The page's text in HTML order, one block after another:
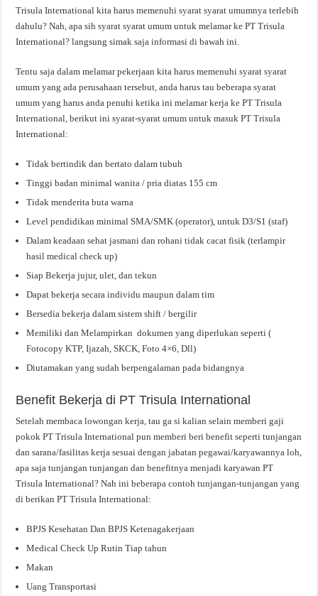
Trisula International kita harus memenuhi syarat syarat umumnya terlebih
dahulu? Nah, apa sih syarat syarat umum untuk melamar ke PT Trisula
International? langsung simak saja informasi di bawah ini.
Tentu saja dalam melamar pekerjaan kita harus memenuhi syarat syarat
umum yang ada perusahaan tersebut, anda harus tau beberapa syarat
umum yang harus anda penuhi ketika ini melamar kerja ke PT Trisula
International, berikut ini syarat-syarat umum untuk masuk PT Trisula
International:
Tidak bertindik dan bertato dalam tubuh
Tinggi badan minimal wanita / pria diatas 155 cm
Tidak menderita buta warna
Level pendidikan minimal SMA/SMK (operator), untuk D3/S1 (staf)
Dalam keadaan sehat jasmani dan rohani tidak cacat fisik (terlampir
hasil medical check up)
Siap Bekerja jujur, ulet, dan tekun
Dapat bekerja secara individu maupun dalam tim
Bersedia bekerja dalam sistem shift / bergilir
Memiliki dan Melampirkan dokumen yang diperlukan seperti (
Fotocopy KTP, Ijazah, SKCK, Foto 4×6, Dll)
Diutamakan yang sudah berpengalaman pada bidangnya
Benefit Bekerja di PT Trisula International
Setelah membaca lowongan kerja, tau ga si kalian selain memberi gaji
pokok PT Trisula International pun memberi beri benefit seperti tunjangan
dan sarana/fasilitas kerja sesuai dengan jabatan pegawai/karyawannya loh,
apa saja tunjangan tunjangan dan benefitnya menjadi karyawan PT
Trisula International? Nah ini beberapa contoh tunjangan-tunjangan yang
di berikan PT Trisula International:
BPJS Kesehatan Dan BPJS Ketenagakerjaan
Medical Check Up Rutin Tiap tahun
Makan
Uang Transportasi